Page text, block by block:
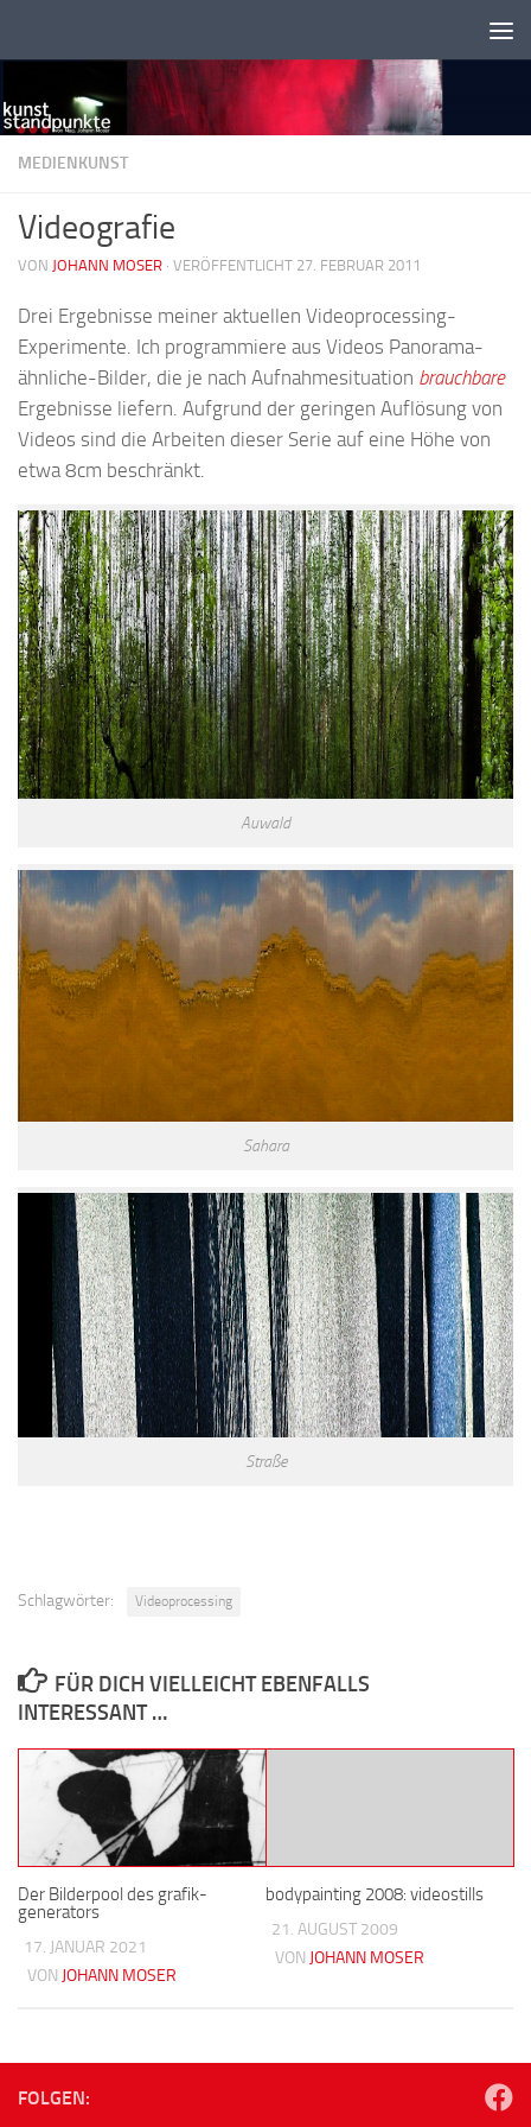
MEDIENKUNST
Videografie
VON JOHANN MOSER · VERÖFFENTLICHT 27. FEBRUAR 2011
Drei Ergebnisse meiner aktuellen Videoprocessing-
Experimente. Ich programmiere aus Videos Panorama-
ähnliche-Bilder, die je nach Aufnahmesituation brauchbare
Ergebnisse liefern. Aufgrund der geringen Auflösung von
Videos sind die Arbeiten dieser Serie auf eine Höhe von
etwa 8cm beschränkt.
Auwald
Sahara
Straße
Schlagwörter: Videoprocessing
FÜR DICH VIELLEICHT EBENFALLS
INTERESSANT …
Der Bilderpool des grafik-
generators
17. JANUAR 2021
VON JOHANN MOSER
bodypainting 2008: videostills
21. AUGUST 2009
VON JOHANN MOSER
FOLGEN: